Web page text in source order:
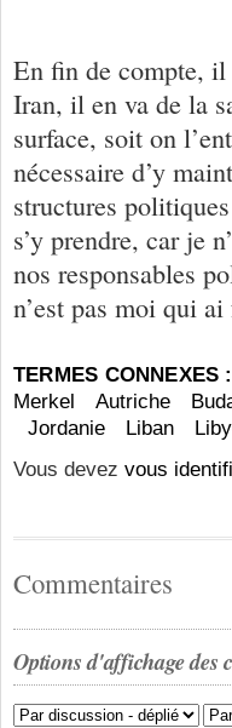
En fin de compte,
Iran, il en va de la
surface, soit on
nécessaire d’y
structures
s’y prendre, car je
nos responsables
n’est pas moi qui
TERMES CONNEXES :
Merkel
Autriche
Jordanie
Liban
Vous devez vous
Commentaires
Options d'affichage des